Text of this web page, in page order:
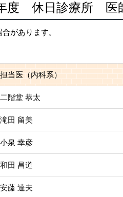
度 休日診療所
があります。
担当医（内科系）
二階堂 恭太
滝田 留美
小泉 幸彦
和田 昌道
安藤 達夫